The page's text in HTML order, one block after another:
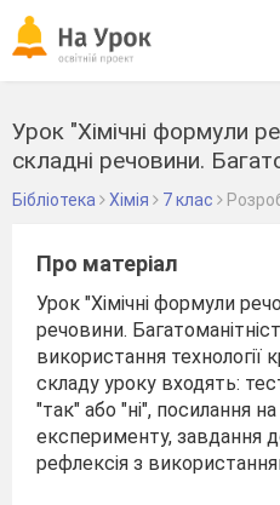
Урок "Хімічні формули
складні речовини.
Бібліотека Хімія 7 клас
Про матеріал
Урок "Хімічні формули
речовини.
використання
складу уроку входять:
"так" або "ні", посилання на
експерименту, завдання
рефлексія з